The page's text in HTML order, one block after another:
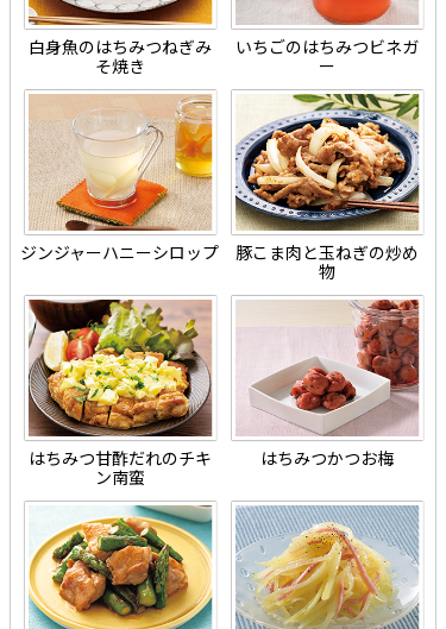
白身魚のはちみつねぎみ
そ焼き
いちごのはちみつビネガ
ー
ジンジャーハニーシロップ
豚こま肉と玉ねぎの炒め
物
はちみつ甘酢だれのチキ
ン南蛮
はちみつかつお梅